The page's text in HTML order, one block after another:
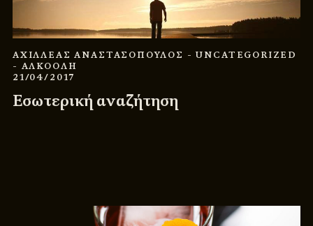
ΑΧΙΛΛΕΑΣ ΑΝΑΣΤΑΣΟΠΟΥΛΟΣ - UNCATEGORIZED
- ΑΛΚΟΟΛΗ
21/04/2017
Εσωτερική αναζήτηση